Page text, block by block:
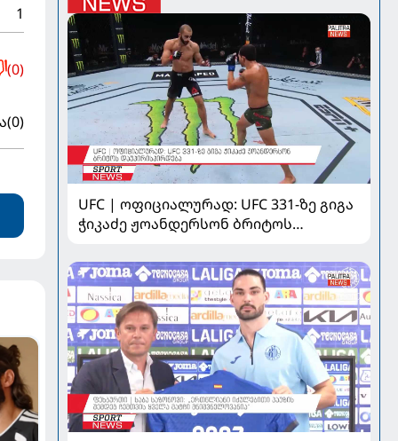
1
(0)
(0)
UFC | ოფიციალურად: UFC 331-ზე გიგა
ჭიკაძე ჟოანდერსონ ბრიტოს